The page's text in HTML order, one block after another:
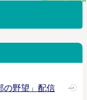
の野望」配信